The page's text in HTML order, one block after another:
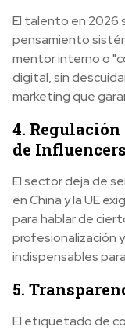
El talento en 2026
pensamiento
mentor interno o
digital, sin
marketing que
4.
de Influencers
El sector deja de
en China y la UE
para hablar de
profesionalización
indispensables
5.
El etiquetado de